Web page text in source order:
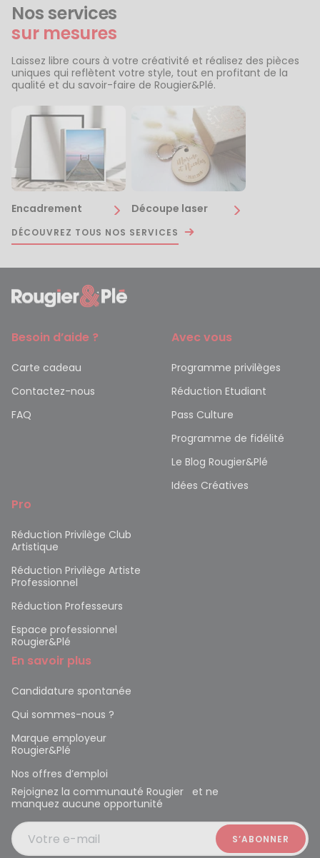
Nos services
sur mesures
Laissez libre cours à votre créativité et réalisez des pièces
uniques qui reflètent votre style, tout en profitant de la
qualité et du savoir-faire de Rougier&Plé.
Encadrement Découpe laser
DÉCOUVREZ TOUS NOS SERVICES
Besoin d’aide ?
Carte cadeau
Contactez-nous
FAQ
Avec vous
Programme privilèges
Réduction Etudiant
Pass Culture
Programme de fidélité
Le Blog Rougier&Plé
Idées Créatives
Pro
Réduction Privilège Club
Artistique
Réduction Privilège Artiste
Professionnel
Réduction Professeurs
Espace professionnel
Rougier&Plé
En savoir plus
Candidature spontanée
Qui sommes-nous ?
Marque employeur
Rougier&Plé
Nos offres d’emploi
Rejoignez la communauté Rougier et ne
manquez aucune opportunité
Votre e-mail